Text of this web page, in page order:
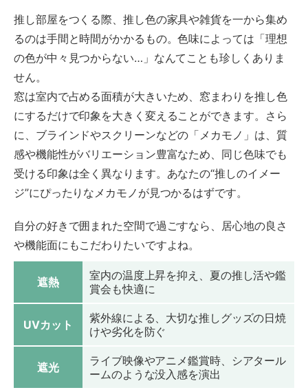
推し部屋をつくる際、推し色の家具や雑貨を一から集め
るのは手間と時間がかかるもの。色味によっては「理想
の色が中々見つからない…」なんてことも珍しくありま
せん。
窓は室内で占める面積が大きいため、窓まわりを推し色
にするだけで印象を大きく変えることができます。さら
に、ブラインドやスクリーンなどの「メカモノ」は、質
感や機能性がバリエーション豊富なため、同じ色味でも
受ける印象は全く異なります。あなたの“推しのイメー
ジ”にぴったりなメカモノが見つかるはずです。
自分の好きで囲まれた空間で過ごすなら、居心地の良さ
や機能面にもこだわりたいですよね。
遮熱
室内の温度上昇を抑え、夏の推し活や鑑
賞会も快適に
UVカット
紫外線による、大切な推しグッズの日焼
けや劣化を防ぐ
遮光
ライブ映像やアニメ鑑賞時、シアタール
ームのような没入感を演出